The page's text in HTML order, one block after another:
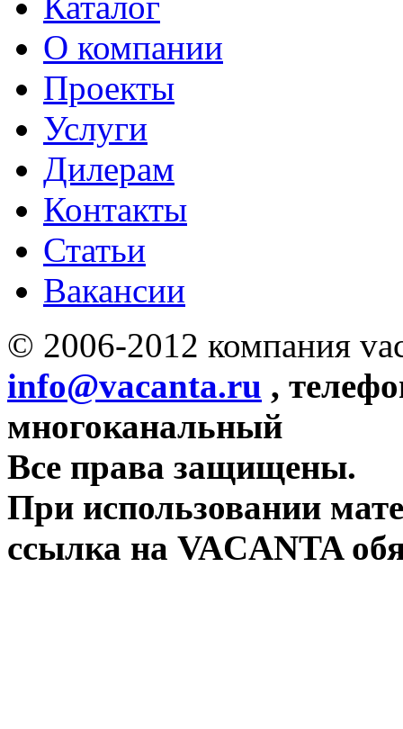
О компании
Проекты
Услуги
Дилерам
Контакты
Статьи
Вакансии
© 2006-2012 компания
info@vacanta.ru ,
многоканальный
Все права защищены.
При использовании
ссылка на VACANTA